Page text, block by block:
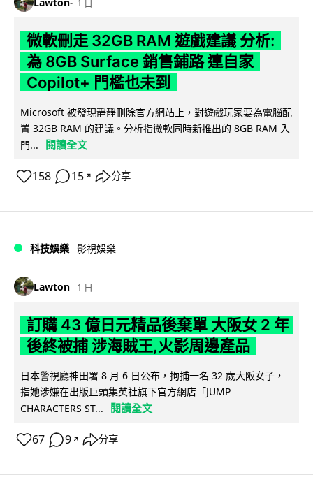
1 日
微軟刪走 32GB RAM 遊戲建議 分析:
為 8GB Surface 銷售鋪路 連自家
Copilot+ 門檻也未到
Microsoft 被發現靜靜刪除官方網站上，對遊戲玩家要為電腦配
置 32GB RAM 的建議。分析指微軟同時新推出的 8GB RAM 入
門...
閱讀全文
158 15 ↗ 分享
科技娛樂 影視娛樂
Lawton 1 日
訂購 43 億日元精品後棄單 大阪女 2 年
後終被捕 涉海賊王,火影周邊產品
日本警視廳神田署 8 月 6 日公布，拘捕一名 32 歲大阪女子，
指她涉嫌在出版巨頭集英社旗下官方網店「JUMP
CHARACTERS ST...
閱讀全文
67 9 ↗ 分享